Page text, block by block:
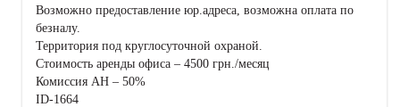
Возможно предоставление юр.адреса, возможна оплата по
безналу.
Территория под круглосуточной охраной.
Стоимость аренды офиса – 4500 грн./месяц
Комиссия АН – 50%
ID-1664